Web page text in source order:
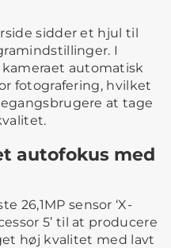
sidder et hjul til
I
automatisk
fotografering, hvilket
at tage
autofokus med
26,1MP sensor ‘X-
5’ til at producere
høj kvalitet med lavt